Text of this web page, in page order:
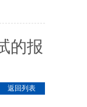
的报
返回列表